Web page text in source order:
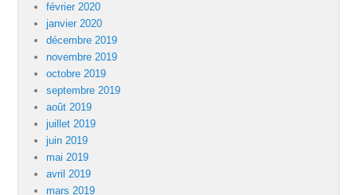
février 2020
janvier 2020
décembre 2019
novembre 2019
octobre 2019
septembre 2019
août 2019
juillet 2019
juin 2019
mai 2019
avril 2019
mars 2019